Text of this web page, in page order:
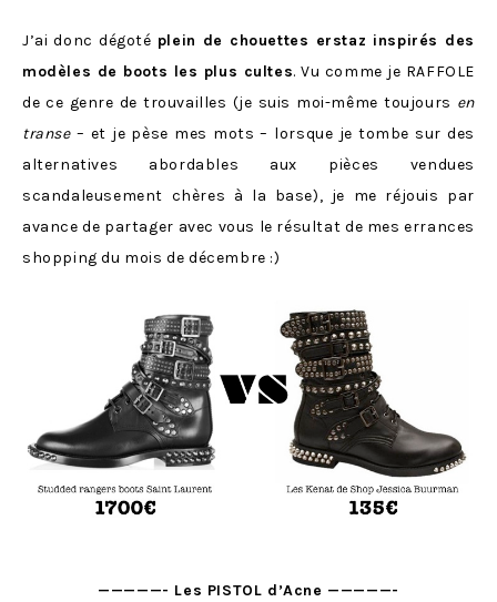
J’ai donc dégoté plein de chouettes erstaz inspirés des
modèles de boots les plus cultes. Vu comme je RAFFOLE
de ce genre de trouvailles (je suis moi-même toujours en
transe – et je pèse mes mots – lorsque je tombe sur des
alternatives abordables aux pièces vendues
scandaleusement chères à la base), je me réjouis par
avance de partager avec vous le résultat de mes errances
shopping du mois de décembre :)
—————- Les PISTOL d’Acne —————-